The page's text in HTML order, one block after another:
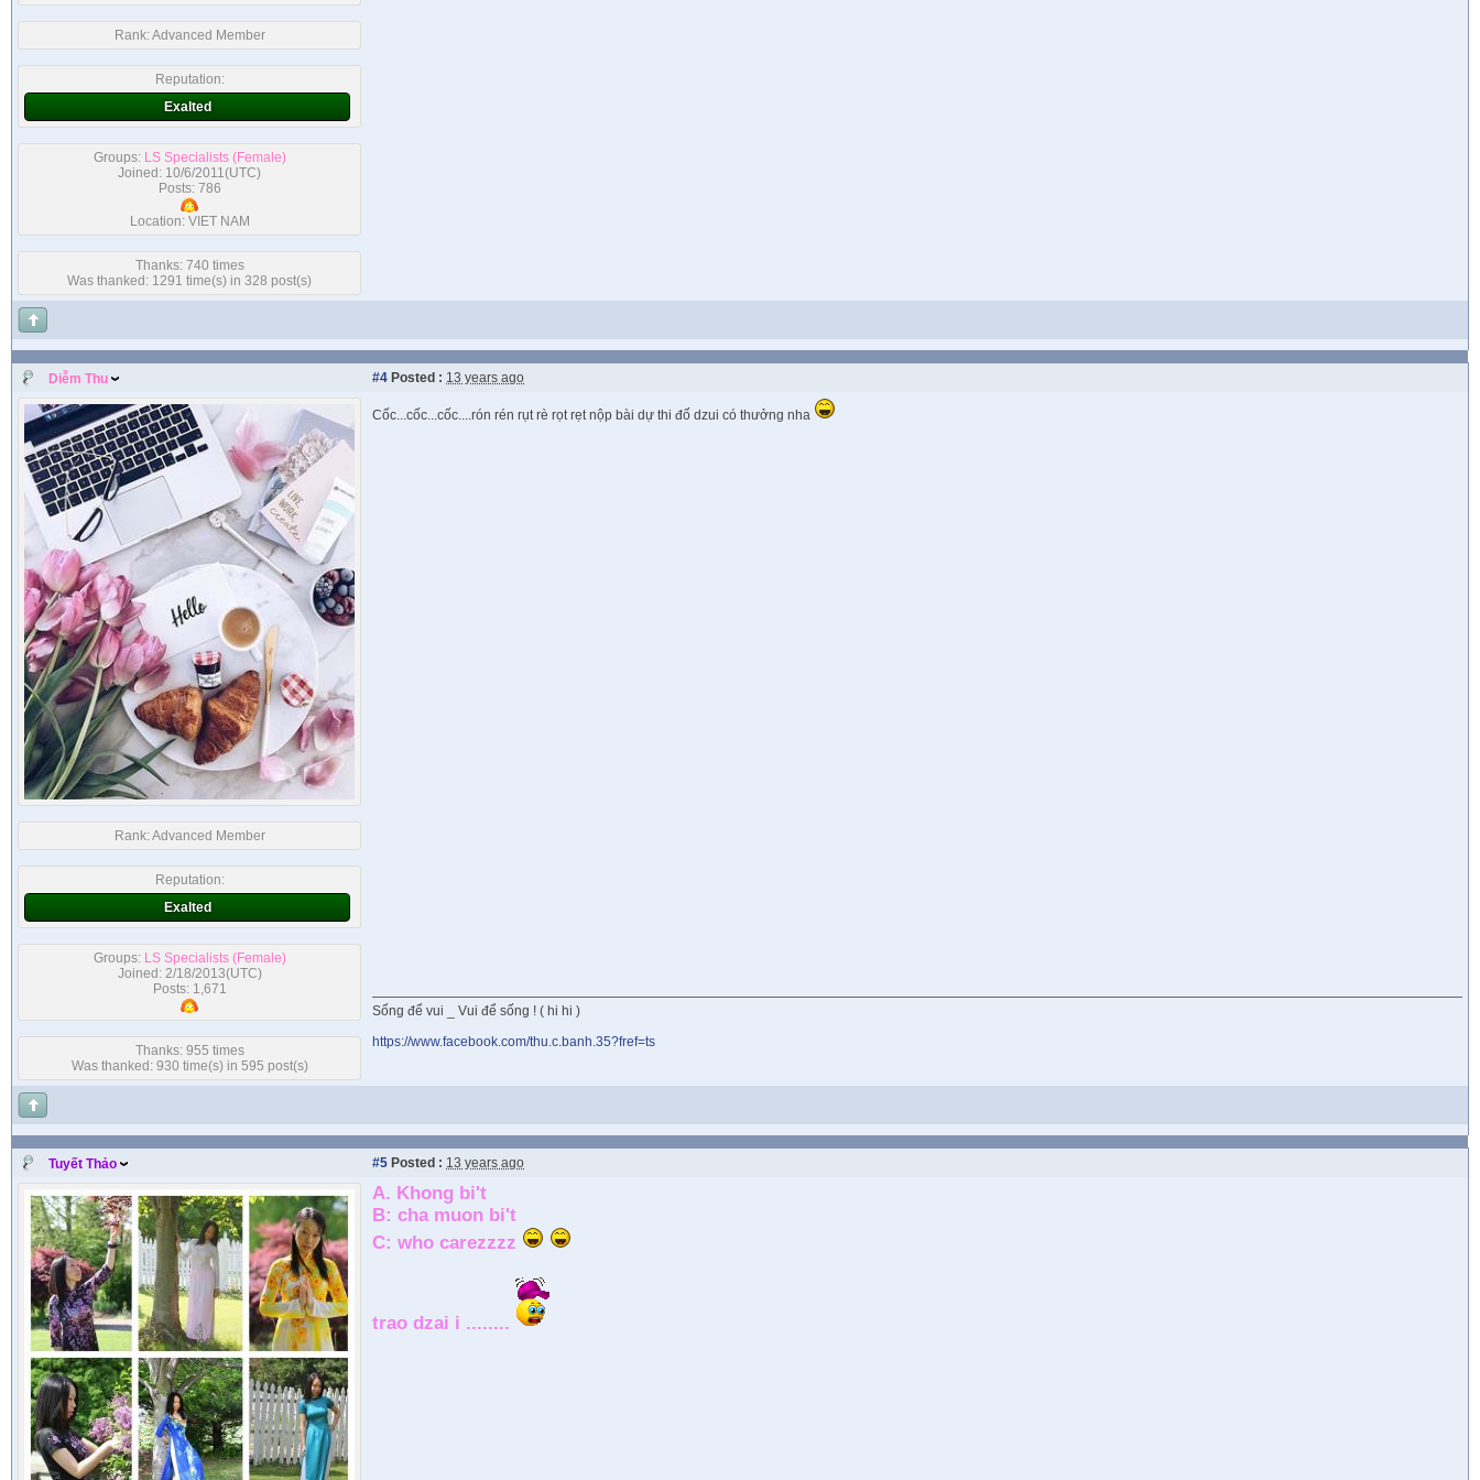
Rank:Advanced Member
Reputation:
Exalted
Groups: LS Specialists (Female)
Joined: 10/6/2011(UTC)
Posts: 786
Location: VIET NAM
Thanks: 740 times
Was thanked: 1291 time(s) in 328 post(s)
Diễm Thu #4 Posted : 13 years ago
Rank:Advanced Member
Reputation:
Exalted
Groups: LS Specialists (Female)
Joined: 2/18/2013(UTC)
Posts: 1,671
Thanks: 955 times
Was thanked: 930 time(s) in 595 post(s)
Cốc...cốc...cốc....rón rén rụt rè rọt rẹt nộp bài dự thi đố dzui có thưởng nha
Sống để vui _ Vui để sống ! ( hi hi )
https://www.facebook.com/thu.c.banh.35?fref=ts
Tuyết Thảo #5 Posted : 13 years ago
A. Khong bi't
B: cha muon bi't
C: who carezzzz
trao dzai i ........